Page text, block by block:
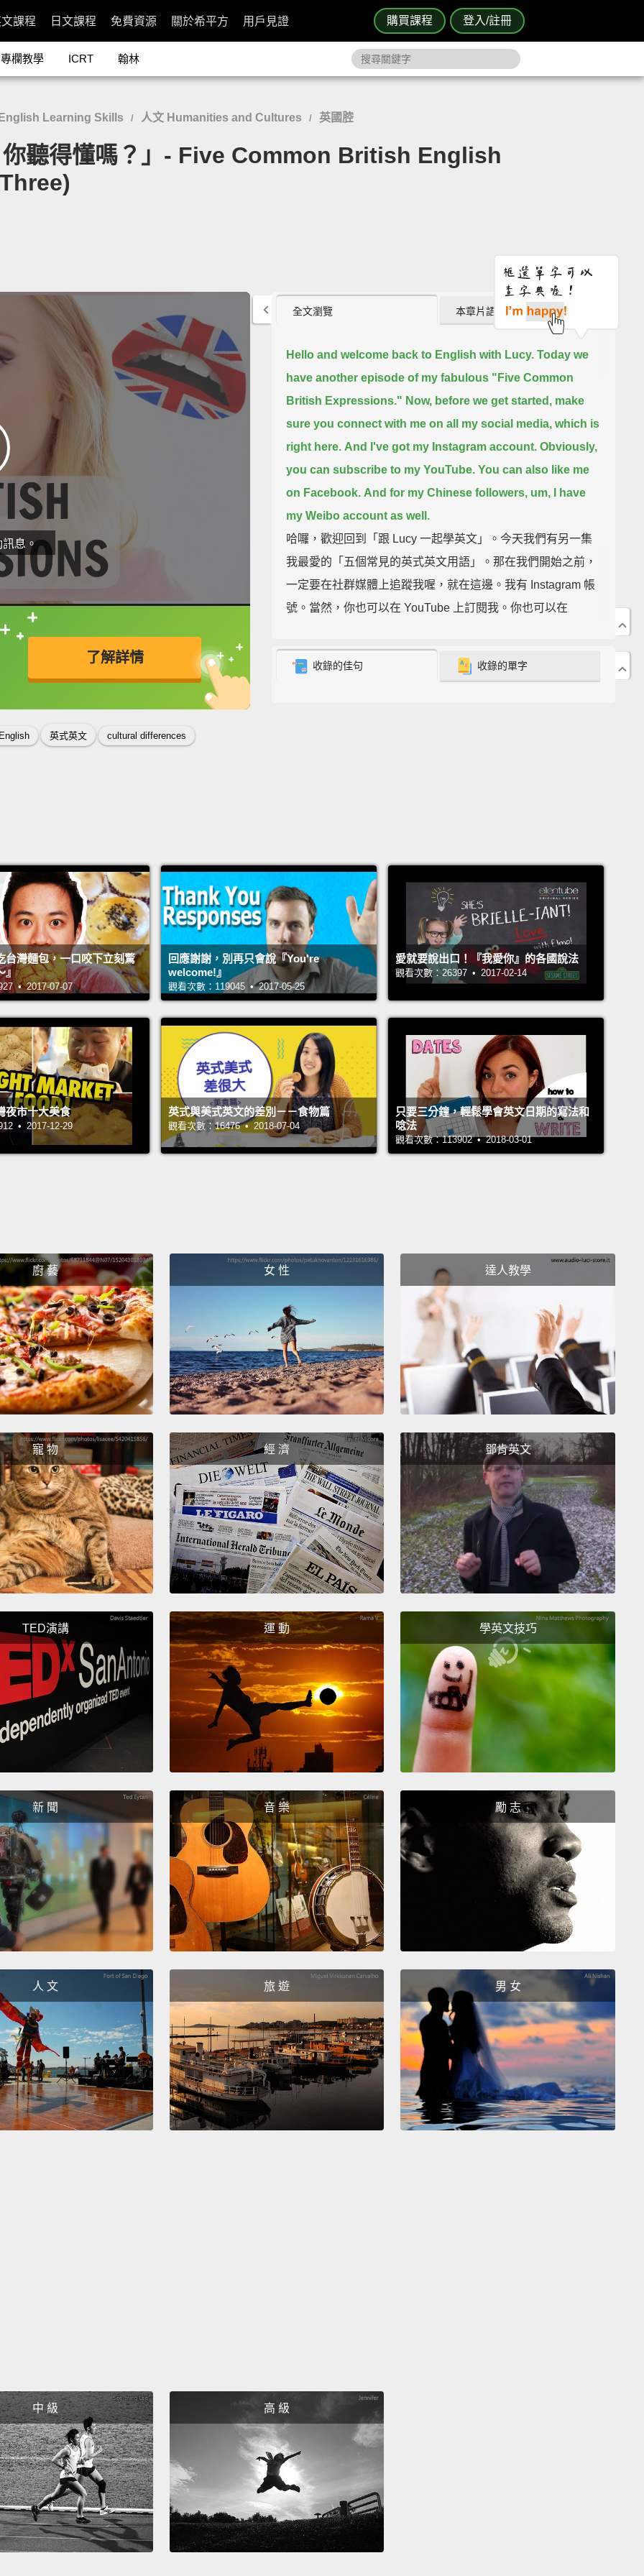
購買課程 登入/註冊
課程 日文課程 免費資源 關於希平方 用戶見證
專欄教學 ICRT 翰林
Learning Skills / 人文 Humanities and Cultures / 英國腔
你聽得懂嗎？」- Five Common British English
息。
了解詳情
接查字典喔！
英
英式英文 cultural differences
全文瀏覽 本章片語 (6)
Hello and welcome back to English with Lucy. Today we
have another episode of my fabulous "Five Common
British Expressions." Now, before we get started, make
sure you connect with me on all my social media, which is
right here. And I've got my Instagram account. Obviously,
you can subscribe to my YouTube. You can also like me
on Facebook. And for my Chinese followers, um, I have
my Weibo account as well.
哈囉，歡迎回到「跟 Lucy 一起學英文」。今天我們有另一集
我最愛的「五個常見的英式英文用語」。那在我們開始之前，
一定要在社群媒體上追蹤我喔，就在這邊。我有 Instagram 帳
號。當然，你也可以在 YouTube 上訂閱我。你也可以在
博帳號喔。
部影片有討論過。基本上，那就是「很簡單」的意思。所以我
可能在考完一個很簡單的考試後說：「那考試真的不難。」那
考試很簡單。
So, number two, "Break a leg!" actually looks really rather
cruel, but I promise you it's positive. And "Break a leg!"
means "Good luck!" So before a race, before a job
interview, before a test,
might say "Break a leg!" Do really well.
那第二個「Break a leg!」聽起來好像滿殘忍的，但我保證這是
正面的。而「Break a leg!」代表「祝你好運」!所以在比賽
前、工作面試前、考試前，比起說「祝你好運!」，我可能會說
「Break a leg!」，好好發揮吧。
it cost a lot of money.
那既然我們在說跟腿有關的用語，我們也連同手臂一起討論。
第三個是「It cost an arm and a leg」。而這基本上就是指東西
很昂貴。如果我說：「我的包包貴死了」，我的意思就是那花
了很多錢。
Now, the next one isn't particularly nice. It is "to pop one's
clogs." And this actually means "to die," but we use it
quite affectionately.
It's like a nice way of saying that
someone's died. So, "I'm going to a funeral this Sunday.
My neighbor's popped his clogs."
It's a way of saying "My
neighbor's died," but we don't want to say the "death"
word, so we say "They've popped their clogs."
那下一個並不是特別好。那是「to pop one's clogs」。那其實
就是指「死掉」，但我們把這個用語用得比較有感情一點。這
參加葬禮。我的鄰居過世了」。這就是一種說「我鄰居死掉
了」的方式，但因為我們不想講出「死」這個字，所以我們說
「他們過世了」。
And then we have number five, "to call it a day."
means "to end a task."
So, for example,
"I'm feeling a bit
tired. I think I'll call it a day."
And that means "I think I'll
stop here. Let's finish." So, well, as we come to number
five, I think I'll call it a day now!
接下來第五個「to call it a day」。意思就是「結束一個任
務」。例如：「我覺得有點累。我想我就到這邊了。」那意思
就是「我想我就在這邊先停止。我們做個結束吧。」所以，我
們已經到第五個了，我想我們現在就先到這邊吧!掰掰!
Thank you so much for watching this episode of "Five
Common British Expressions." I hope you liked it, and I
hope you learned something. Make sure you connect with
all my social media, as I said before,
and have a very
lovely week. Bye!
非常感謝收看這集的「五個常見的英式英文用語」。希望你們
喜歡，也希望你們有學到東西。像我之前說的，一定要追蹤我
的社群網站，祝你們有個美好的一週。掰掰!
收錄的佳句 收錄的單字
台灣麵包，一口咬下立刻驚
』
• 2017-07-07
回應謝謝，別再只會說『You're
welcome!』
觀看次數：119045 • 2017-05-25
愛就要說出口！『我愛你』的各國說法
觀看次數：26397 • 2017-02-14
夜市十大美食
• 2017-12-29
英式與美式英文的差別－－食物篇
觀看次數：16476 • 2018-07-04
只要三分鐘，輕鬆學會英文日期的寫法和
唸法
觀看次數：113902 • 2018-03-01
廚 藝 女 性 達人教學
寵 物 經 濟 鄧肯英文
TED演講 運 動 學英文技巧
新 聞 音 樂 勵 志
人 文 旅 遊 男 女
中 級 高 級